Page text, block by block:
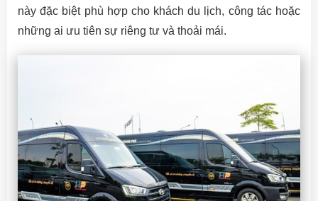
này đặc biệt phù hợp cho khách du lịch, công tác hoặc
những ai ưu tiên sự riêng tư và thoải mái.